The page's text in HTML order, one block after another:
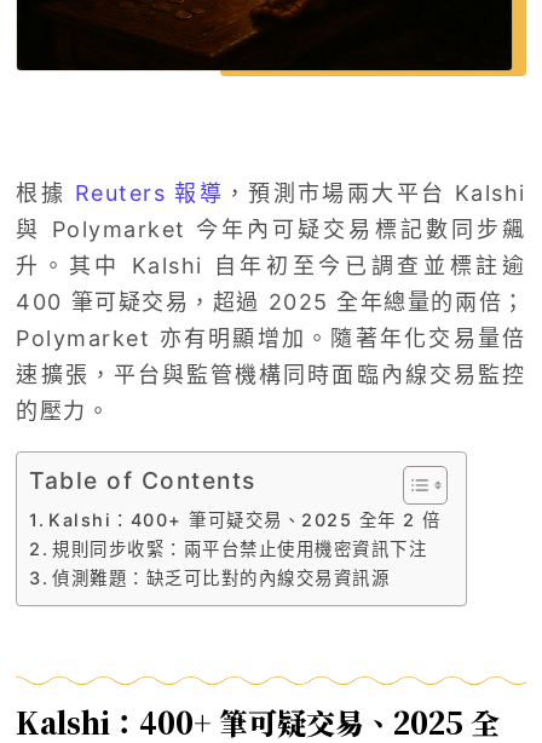
根據 Reuters 報導 ，預測市場兩大平台 Kalshi
與 Polymarket 今年內可疑交易標記數同步飆
升。其中 Kalshi 自年初至今已調查並標註逾
400 筆可疑交易，超過 2025 全年總量的兩倍；
Polymarket 亦有明顯增加。隨著年化交易量倍
速擴張，平台與監管機構同時面臨內線交易監控
的壓力。
Table of Contents
Kalshi：400+ 筆可疑交易、2025 全年 2 倍
規則同步收緊：兩平台禁止使用機密資訊下注
偵測難題：缺乏可比對的內線交易資訊源
Kalshi：400+ 筆可疑交易、2025 全